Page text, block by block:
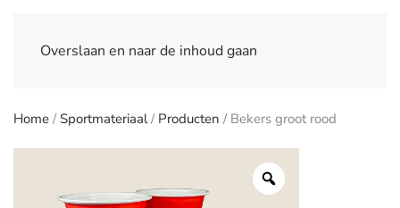
Overslaan en naar de inhoud gaan
Home / Sportmateriaal/ Producten / Bekers groot rood